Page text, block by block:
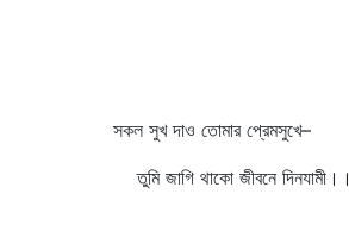
সকল সুখ দাও তোমার প্রেমসুখে–
তুমি জাগি থাকো জীবনে দিনযামী।।